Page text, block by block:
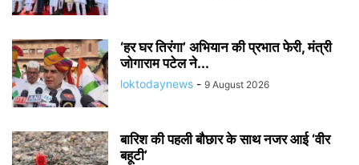
‘हर घर तिरंगा’ अभियान की प्रभात फेरी, मंत्री
जोगाराम पटेल ने...
loktodaynews - 9 August 2026
बारिश की पहली बौछार के साथ नजर आई ‘वीर
बहूटी’